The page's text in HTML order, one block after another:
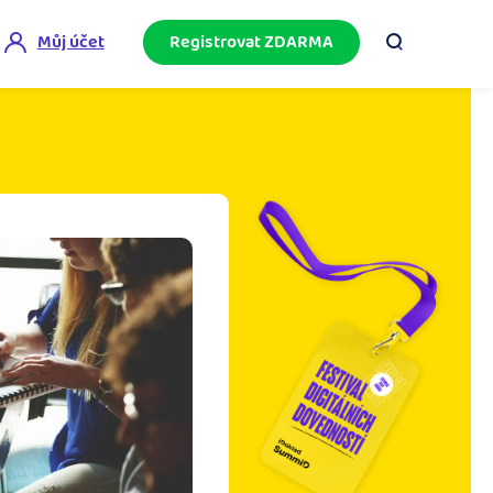
akademii.
Fakturační poradna
se komunity na fakturaci, daně či
Můj účet Registrovat ZDARMA